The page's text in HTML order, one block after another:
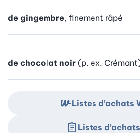
de gingembre, finement râpé
de chocolat noir (p. ex.
Listes d’achats
Listes